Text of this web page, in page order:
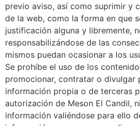
previo aviso, así como suprimir y
de la web, como la forma en que
justificación alguna y libremente,
responsabilizándose de las
mismos puedan ocasionar a los
Se prohíbe el uso de los
promocionar, contratar o divulgar
información propia o de terceras
autorización de Meson El Candil,
información valiéndose para ello